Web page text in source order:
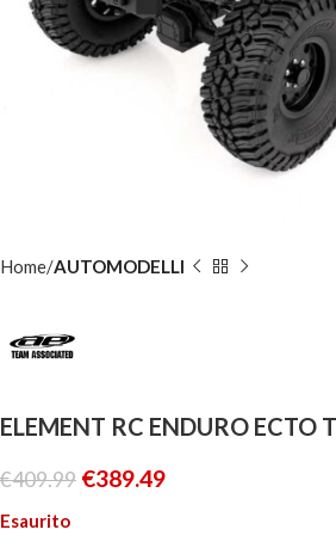
Home AUTOMODELLI
ELEMENT RC ENDURO ECTO
€409.99 €389.49
Esaurito